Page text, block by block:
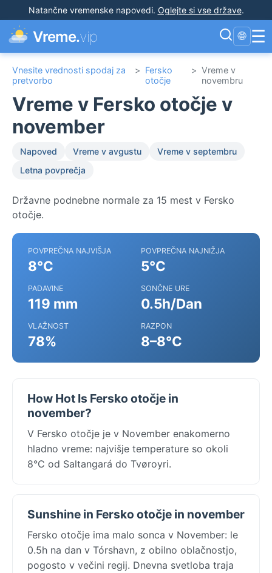
Natančne vremenske napovedi. Oglejte si vse države.
Vreme.vip 🌐 ☰
Vnesite vrednosti spodaj za
pretvorbo
> Fersko
otočje
> Vreme v
novembru
Vreme v Fersko otočje v
november
Napoved Vreme v avgustu
Vreme v septembru
Letna povprečja
Državne podnebne normale za 15 mest v Fersko
otočje.
POVPREČNA NAJVIŠJA
8°C
POVPREČNA NAJNIŽJA
5°C
PADAVINE
119 mm
SONČNE URE
0.5h/Dan
VLAŽNOST
78%
RAZPON
8–8°C
How Hot Is Fersko otočje in
november?
V Fersko otočje je v November enakomerno
hladno vreme: najvišje temperature so okoli
8°C od Saltangará do Tvøroyri.
Sunshine in Fersko otočje in november
Fersko otočje ima malo sonca v November: le
0.5h na dan v Tórshavn, z obilno oblačnostjo,
pogosto v večini regij. Dnevna svetloba traja